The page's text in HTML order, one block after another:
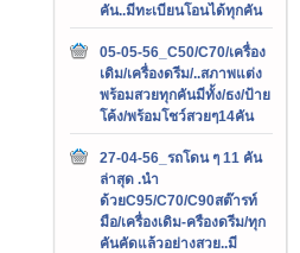
คัน..มีทะเบียนโอนได้ทุกคัน
05-05-56_C50/C70/เครื่อง
เดิม/เครื่องดรีม/..สภาพแต่ง
พร้อมสวยทุกคันมีทั้ง/ธง/ป้าย
โค้ง/พร้อมโชว์สวยๆ14คัน
27-04-56_รถโดน ๆ 11 คัน
ล่าสุด .นำ
ด้วยC95/C70/C90สต๊ารท์
มือ/เครื่องเดิม-ครืองดรีม/ทุก
คันคัดแล้วอย่างสวย..มี